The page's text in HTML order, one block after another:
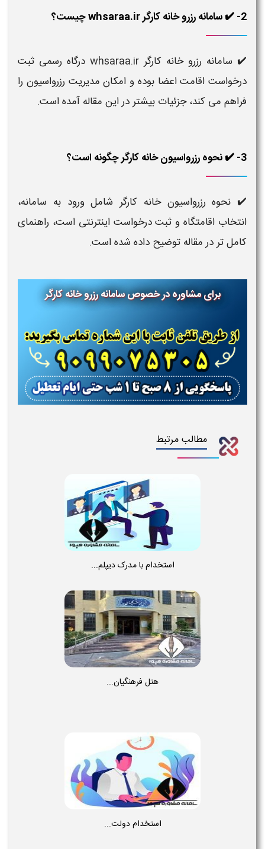
2- ✔️ سامانه رزرو خانه کارگر whsaraa.ir چیست؟
✔️ سامانه رزرو خانه کارگر whsaraa.ir درگاه رسمی ثبت
درخواست اقامت اعضا بوده و امکان مدیریت رزرواسیون را
فراهم می کند، جزئیات بیشتر در این مقاله آمده است.
3- ✔️ نحوه رزرواسیون خانه کارگر چگونه است؟
✔️ نحوه رزرواسیون خانه کارگر شامل ورود به سامانه،
انتخاب اقامتگاه و ثبت درخواست اینترنتی است، راهنمای
کامل تر در مقاله توضیح داده شده است.
برای مشاوره در خصوص سامانه رزرو خانه کارگر
مطالب مرتبط
استخدام با مدرک دیپلم...
هتل فرهنگیان...
استخدام دولت...